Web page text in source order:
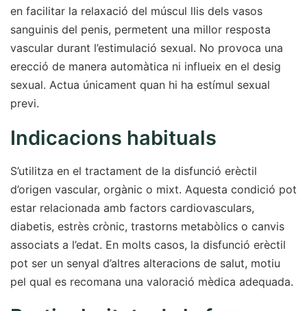
en facilitar la relaxació del múscul llis dels vasos
sanguinis del penis, permetent una millor resposta
vascular durant l’estimulació sexual. No provoca una
erecció de manera automàtica ni influeix en el desig
sexual. Actua únicament quan hi ha estímul sexual
previ.
Indicacions habituals
S’utilitza en el tractament de la disfunció erèctil
d’origen vascular, orgànic o mixt. Aquesta condició pot
estar relacionada amb factors cardiovasculars,
diabetis, estrès crònic, trastorns metabòlics o canvis
associats a l’edat. En molts casos, la disfunció erèctil
pot ser un senyal d’altres alteracions de salut, motiu
pel qual es recomana una valoració mèdica adequada.